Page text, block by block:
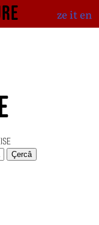
ze iten
Çercâ